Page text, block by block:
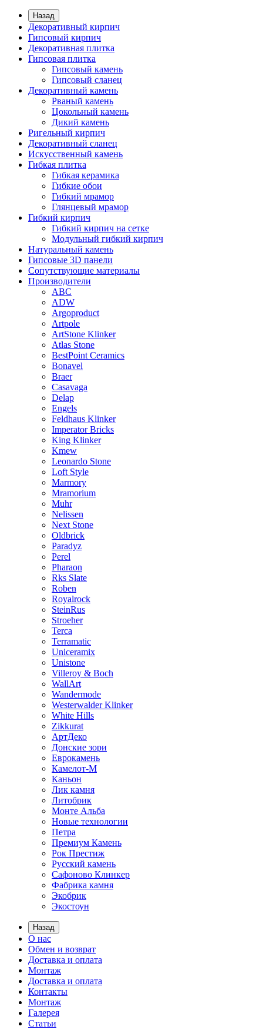
Назад
Декоративный кирпич
Гипсовый кирпич
Декоративная плитка
Гипсовая плитка
Гипсовый камень
Гипсовый сланец
Декоративный камень
Рваный камень
Цокольный камень
Дикий камень
Ригельный кирпич
Декоративный сланец
Искусственный камень
Гибкая плитка
Гибкая керамика
Гибкие обои
Гибкий мрамор
Глянцевый мрамор
Гибкий кирпич
Гибкий кирпич на сетке
Модульный гибкий кирпич
Натуральный камень
Гипсовые 3D панели
Сопутствующие материалы
Производители
ABC
ADW
Argoproduct
Artpole
ArtStone Klinker
Atlas Stone
BestPoint Ceramics
Bonavel
Braer
Casavaga
Delap
Engels
Feldhaus Klinker
Imperator Bricks
King Klinker
Kmew
Leonardo Stone
Loft Style
Marmory
Mramorium
Muhr
Nelissen
Next Stone
Oldbrick
Paradyz
Perel
Pharaon
Rks Slate
Roben
Royalrock
SteinRus
Stroeher
Terca
Terramatic
Uniceramix
Unistone
Villeroy & Boch
WallArt
Wandermode
Westerwalder Klinker
White Hills
Zikkurat
АртДеко
Донские зори
Еврокамень
Камелот-М
Каньон
Лик камня
Литобрик
Монте Альба
Новые технологии
Петра
Премиум Камень
Рок Престиж
Русский камень
Сафоново Клинкер
Фабрика камня
Экобрик
Экостоун
Назад
О нас
Обмен и возврат
Доставка и оплата
Монтаж
Доставка и оплата
Контакты
Монтаж
Галерея
Статьи